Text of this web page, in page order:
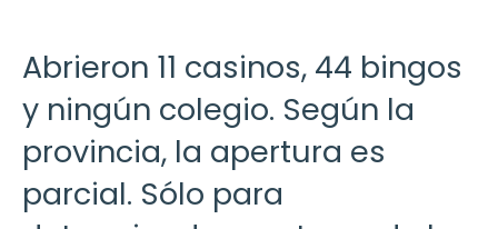
Abrieron 11 casinos, 44 bingos
y ningún colegio. Según la
provincia, la apertura es
parcial. Sólo para